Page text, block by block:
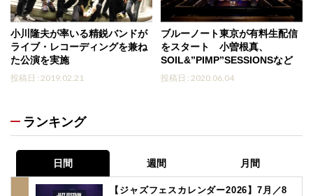
小川隆夫が率いる精鋭バンドが
ライブ・レコーディングを兼ね
た公演を実施
投稿日 : 2019.02.21
ブルーノート東京が有料生配信
をスタート 小曽根真、
SOIL&”PIMP”SESSIONSなど
投稿日 : 2020.06.04
ランキング
日間 週間 月間
【ジャズフェスカレンダー2026】7月／8